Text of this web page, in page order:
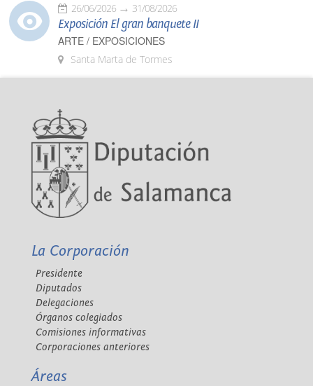
26/06/2026 31/08/2026
Exposición El gran banquete II
ARTE / EXPOSICIONES
Santa Marta de Tormes
La Corporación
Presidente
Diputados
Delegaciones
Órganos colegiados
Comisiones informativas
Corporaciones anteriores
Áreas